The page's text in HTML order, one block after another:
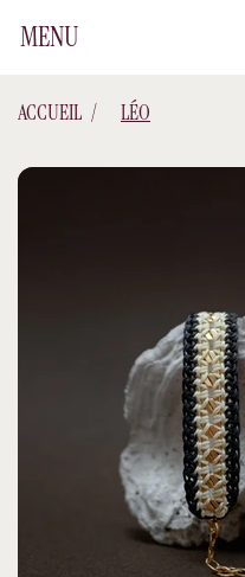
MENU
ACCUEIL / LÉO